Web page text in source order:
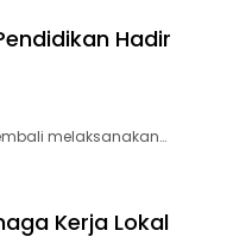
Hadir
melaksanakan…
Kerja Lokal